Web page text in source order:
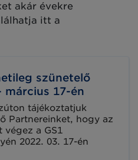
akár évekre
itt a
szünetelő
17-én
tájékoztatjuk
Partnereinket, hogy az
végez a GS1
2022. 03. 17-én
12.00 óra között),